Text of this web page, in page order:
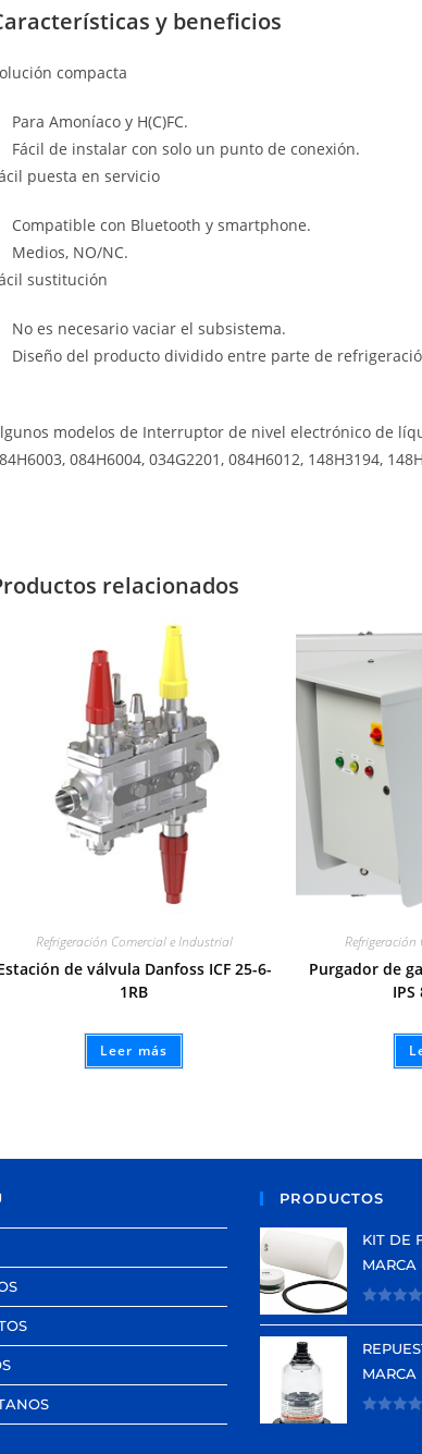
y beneficios
compacta
Para Amoníaco y H(C)FC.
Fácil de instalar con solo un punto de conexión.
puesta en servicio
Compatible con Bluetooth y smartphone.
Medios, NO/NC.
sustitución
No es necesario vaciar el subsistema.
Diseño del producto dividido entre parte de
modelos de Interruptor de nivel electrónico de
084H6004, 034G2201, 084H6012, 148H3194,
relacionados
Refrigeración Comercial e Industrial
de válvula Danfoss ICF 25-6-
1RB
Leer más
Purgador de
PRODUCTOS
KIT DE
MARCA
r
MARCA